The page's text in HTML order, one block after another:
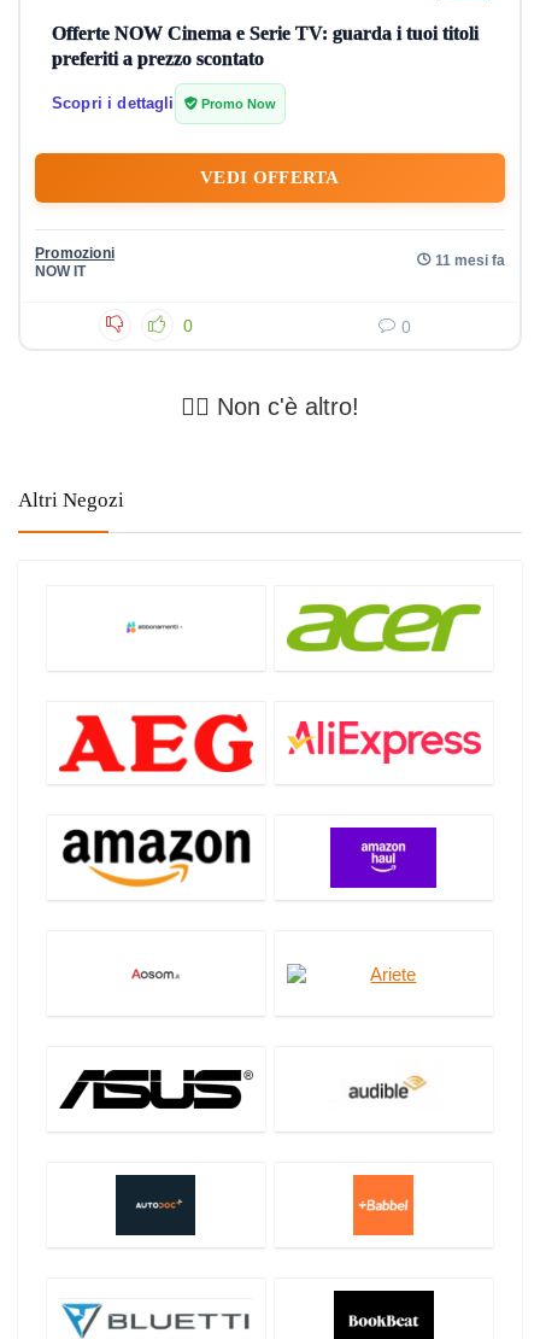
Offerte NOW Cinema e Serie TV: guarda i tuoi titoli
preferiti a prezzo scontato
Scopri i dettagli Promo Now
VEDI OFFERTA
Promozioni
NOW IT
11 mesi fa
0 0
🤷‍♂️ Non c'è altro!
Altri Negozi